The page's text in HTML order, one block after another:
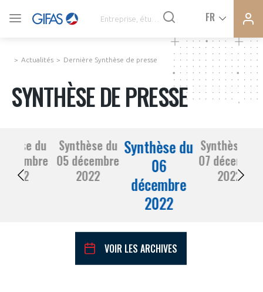
FR
SYNTHÈSE DE PRESSE
COMMUNIQUÉS DE PRESSE
LE GIFAS
Actualités Dernière Synthèse de presse
SYNTHÈSE DE PRESSE
du
2022
Synthèse du
05 décembre
2022
Synthèse du
06
décembre
2022
Synthèse du
07 décembre
2022
VOIR LES ARCHIVES
VOUS ÊTES ADHÉRENTS
CONNEXION
PAS ENCORE ADHÉRENT ?
VOUS ÊTES UN PROFESSIONNEL DE LA FILIÈRE ?
DEMANDE D’ADHÉSION
Avez-vous un statut de droit français ?
OUI NON